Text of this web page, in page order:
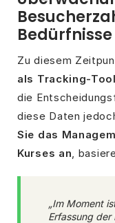
Zu diesem
als Tracking-Tool
die
diese Daten
Sie das
Kurses an ,
„Im Moment
Erfassung der